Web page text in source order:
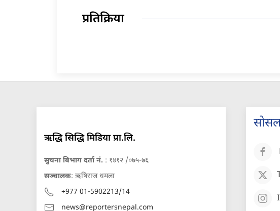
प्रतिक्रिया
ऋद्धि सिद्धि मिडिया प्रा.लि.
सुचना बिभाग दर्ता नं. : १४१२ /०७५-७६
सञ्चालक: ऋषिराज धमला
+977 01-5902213/14
news@reportersnepal.com